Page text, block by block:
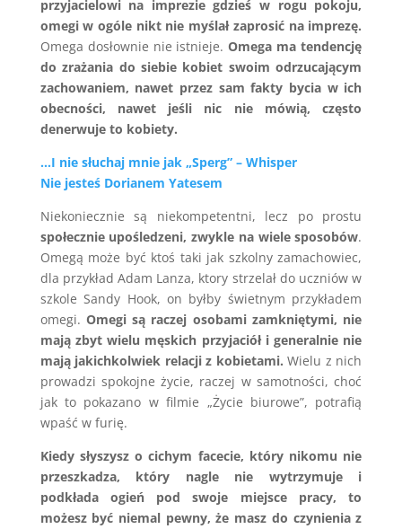
przyjacielowi na imprezie gdzieś w rogu pokoju,
omegi w ogóle nikt nie myślał zaprosić na imprezę.
Omega dosłownie nie istnieje. Omega ma tendencję
do zrażania do siebie kobiet swoim odrzucającym
zachowaniem, nawet przez sam fakty bycia w ich
obecności, nawet jeśli nic nie mówią, często
denerwuje to kobiety.
…I nie słuchaj mnie jak „Sperg” – Whisper
Nie jesteś Dorianem Yatesem
Niekoniecznie są niekompetentni, lecz po prostu
społecznie upośledzeni, zwykle na wiele sposobów.
Omegą może być ktoś taki jak szkolny zamachowiec,
dla przykład Adam Lanza, ktory strzelał do uczniów w
szkole Sandy Hook, on byłby świetnym przykładem
omegi.Omegi są raczej osobami zamkniętymi, nie
mają zbyt wielu męskich przyjaciół i generalnie nie
mają jakichkolwiek relacji z kobietami.Wielu z nich
prowadzi spokojne życie, raczej w samotności, choć
jak to pokazano w filmie „Życie biurowe”, potrafią
wpaść w furię.
Kiedy słyszysz o cichym facecie, który nikomu nie
przeszkadza, który nagle nie wytrzymuje i
podkłada ogień pod swoje miejsce pracy, to
możesz być niemal pewny, że masz do czynienia z